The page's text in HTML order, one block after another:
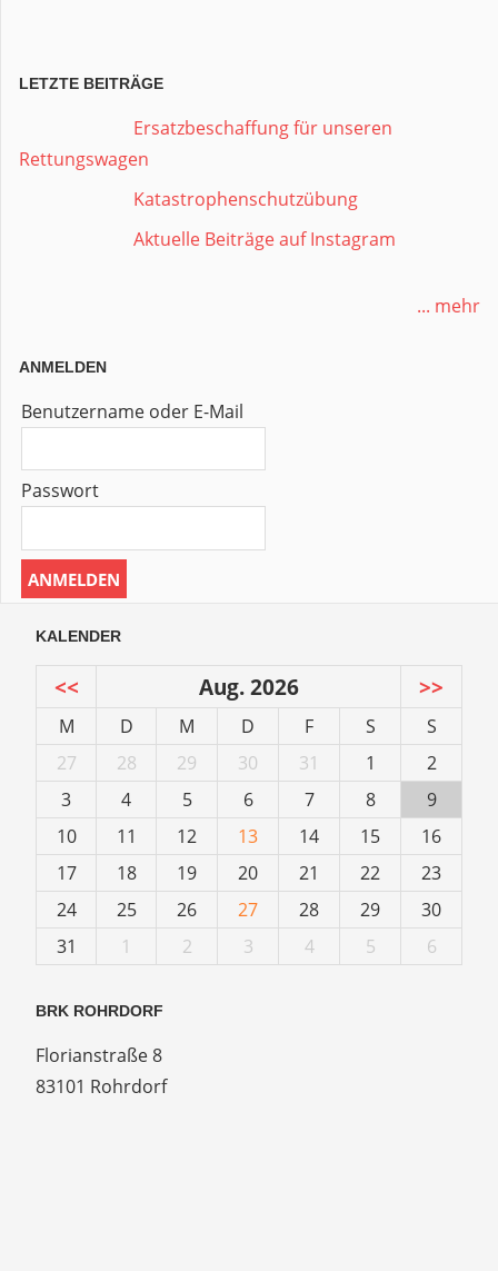
LETZTE BEITRÄGE
Ersatzbeschaffung für unseren
Rettungswagen
Katastrophenschutzübung
Aktuelle Beiträge auf Instagram
... mehr
ANMELDEN
Benutzername oder E-Mail
Passwort
KALENDER
<< Aug. 2026 >>
M D M D F S
S
27
28 29 30 31 1
2
3
4 5 6 7 8
9
10
11 12 13 14 15
16
17
18 19 20 21 22
23
24
25 26 27 28 29
30
31
1 2 3 4 5 6
BRK ROHRDORF
Florianstraße 8
83101 Rohrdorf